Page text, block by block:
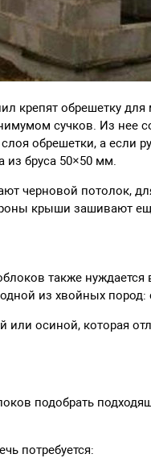
крепят обрешетку
сучков. Из нее
обрешетки, а если
бруса 50×50 мм.
черновой потолок,
крыши зашивают
также
из хвойных
осиной, которая
подобрать
потребуется: